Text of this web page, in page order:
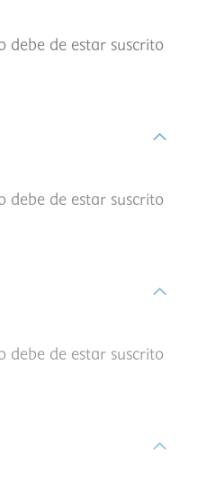
debe de estar suscrito
debe de estar suscrito
debe de estar suscrito